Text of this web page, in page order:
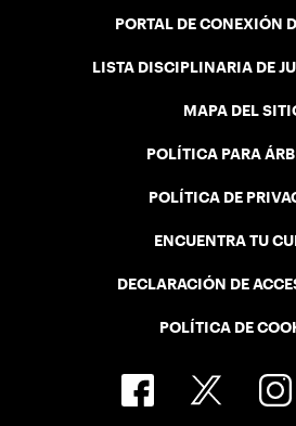
PORTAL DE CONEXIÓN
LISTA DISCIPLINARIA DE
MAPA DEL
POLÍTICA PARA
POLÍTICA DE
ENCUENTRA TU
DECLARACIÓN DE
POLÍTICA DE